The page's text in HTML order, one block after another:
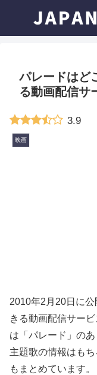
パレードはど
る動画配信サ
3.9
映画
2010年2月20日に
きる動画配信サー
は「パレード」の
主題歌の情報はも
もまとめています。